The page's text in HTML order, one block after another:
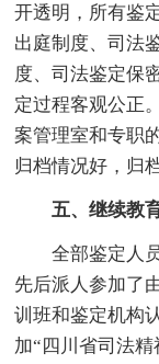
开透明，所有鉴
出庭制度、司法
度、司法鉴定保
定过程客观公正
案管理室和专职
归档情况好，归
五、继续教
全部鉴定人员
先后派人参加了
训班和鉴定机构
加“四川省司法